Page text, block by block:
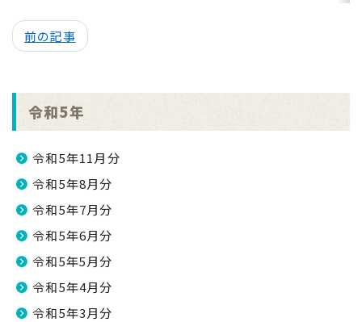
前の記事
令和5年
令和5年11月分
令和5年8月分
令和5年7月分
令和5年6月分
令和5年5月分
令和5年4月分
令和5年3月分